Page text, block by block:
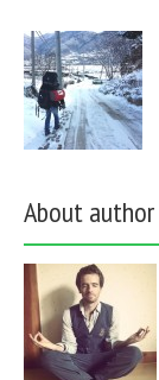
About author